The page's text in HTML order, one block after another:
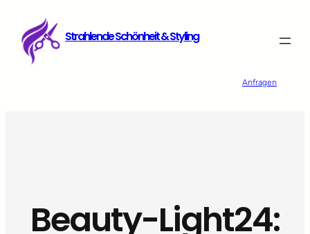
Inhalt
springen
Strahlende Schönheit & Styling
Anfragen
Beauty-Light24: